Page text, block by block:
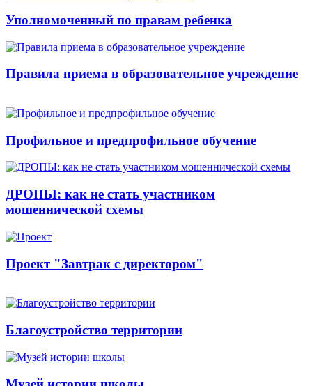
Уполномоченный по правам ребенка
Правила приема в образовательное учреждение
Профильное и предпрофильное обучение
ДРОПЫ: как не стать участником
мошеннической схемы
Проект "Завтрак с директором"
Благоустройство территории